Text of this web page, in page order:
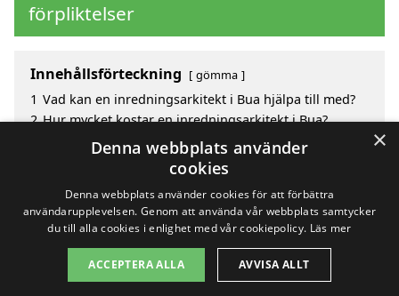
förpliktelser
Innehållsförteckning gömma
1 Vad kan en inredningsarkitekt i Bua hjälpa till med?
2 Hur mycket kostar en inredningsarkitekt i Bua?
Fördelar med att välja inredningsarkitekt i Bua
Sök efter en skicklig inredningsarkitekt i de
omgivande städerna Bua
Copyright 2026 - Pilanto Aps
×
Denna webbplats använder
cookies
Denna webbplats använder cookies för att förbättra
användarupplevelsen. Genom att använda vår webbplats samtycker
du till alla cookies i enlighet med vår cookiepolicy. Läs mer
ACCEPTERA ALLA AVVISA ALLT